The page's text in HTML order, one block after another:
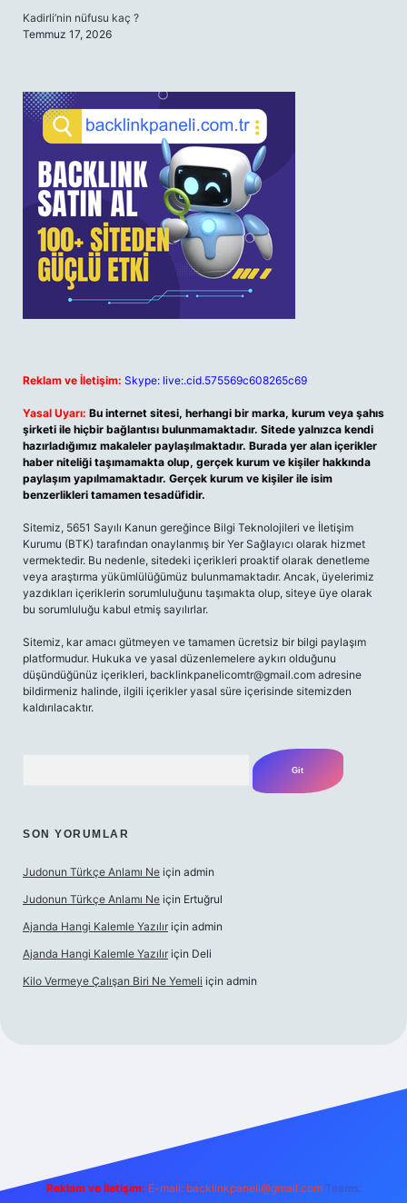
Kadirli’nin nüfusu kaç ?
Temmuz 17, 2026
Reklam ve İletişim: Skype: live:.cid.575569c608265c69
Yasal Uyarı: Bu internet sitesi, herhangi bir marka, kurum veya şahıs
şirketi ile hiçbir bağlantısı bulunmamaktadır. Sitede yalnızca kendi
hazırladığımız makaleler paylaşılmaktadır. Burada yer alan içerikler
haber niteliği taşımamakta olup, gerçek kurum ve kişiler hakkında
paylaşım yapılmamaktadır. Gerçek kurum ve kişiler ile isim
benzerlikleri tamamen tesadüfidir.
Sitemiz, 5651 Sayılı Kanun gereğince Bilgi Teknolojileri ve İletişim
Kurumu (BTK) tarafından onaylanmış bir Yer Sağlayıcı olarak hizmet
vermektedir. Bu nedenle, sitedeki içerikleri proaktif olarak denetleme
veya araştırma yükümlülüğümüz bulunmamaktadır. Ancak, üyelerimiz
yazdıkları içeriklerin sorumluluğunu taşımakta olup, siteye üye olarak
bu sorumluluğu kabul etmiş sayılırlar.
Sitemiz, kar amacı gütmeyen ve tamamen ücretsiz bir bilgi paylaşım
platformudur. Hukuka ve yasal düzenlemelere aykırı olduğunu
düşündüğünüz içerikleri, backlinkpanelicomtr@gmail.com adresine
bildirmeniz halinde, ilgili içerikler yasal süre içerisinde sitemizden
kaldırılacaktır.
SON YORUMLAR
Judonun Türkçe Anlamı Ne için admin
Judonun Türkçe Anlamı Ne için Ertuğrul
Ajanda Hangi Kalemle Yazılır için admin
Ajanda Hangi Kalemle Yazılır için Deli
Kilo Vermeye Çalışan Biri Ne Yemeli için admin
Reklam ve İletişim: E-mail: backlinkpaneli@gmail.com Teams: